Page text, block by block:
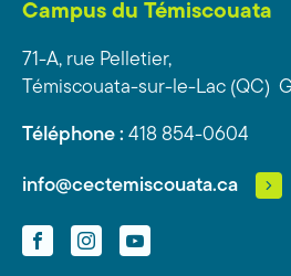
Campus du Témiscouata
71-A, rue Pelletier,
Témiscouata-sur-le-Lac (QC)
Téléphone : 418 854-0604
info@cectemiscouata.ca
FacebookInstagramYouTube